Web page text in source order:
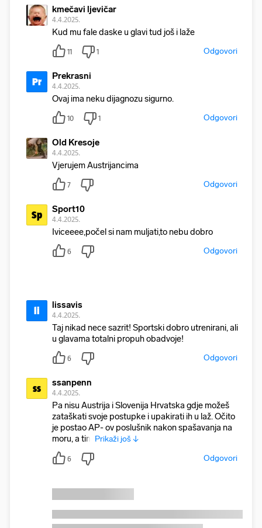
kmečavi ljevičar
4.4.2025.
Kud mu fale daske u glavi tud još i laže
11 1 Odgovori
Pr Prekrasni
4.4.2025.
Ovaj ima neku dijagnozu sigurno.
10 1 Odgovori
Old Kresoje
4.4.2025.
Vjerujem Austrijancima
7 Odgovori
Sp Sport10
4.4.2025.
Iviceeee,počel si nam muljati,to nebu dobro
6 Odgovori
li lissavis
4.4.2025.
Taj nikad nece sazrit! Sportski dobro utrenirani, ali
u glavama totalni propuh obadvoje!
6 Odgovori
ss ssanpenn
4.4.2025.
Pa nisu Austrija i Slovenija Hrvatska gdje možeš
zataškati svoje postupke i upakirati ih u laž. Očito
je postao AP- ov poslušnik nakon spašavanja na
moru, a tim Prikaži još ↓
6 Odgovori